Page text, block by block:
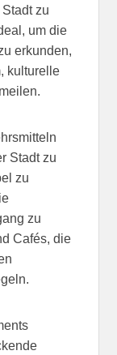
zu
um die
erkunden,
kulturelle
Stadt zu
zu
zu
Cafés, die